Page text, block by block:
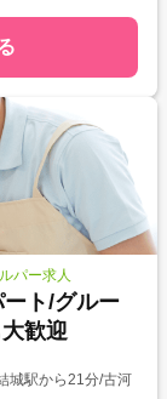
などの他職種と情
パー求人
ト/グルー
歓迎
城駅から21分/古河